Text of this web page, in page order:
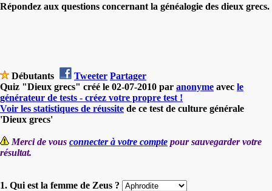
Répondez aux questions concernant la généalogie des dieux grecs.
Débutants Tweeter Partager
Quiz "Dieux grecs" créé le 02-07-2010 par anonyme avec le
générateur de tests - créez votre propre test !
Voir les statistiques de réussite de ce test de culture générale
'Dieux grecs'
Merci de vous connecter à votre compte pour sauvegarder votre
résultat.
1. Qui est la femme de Zeus ?